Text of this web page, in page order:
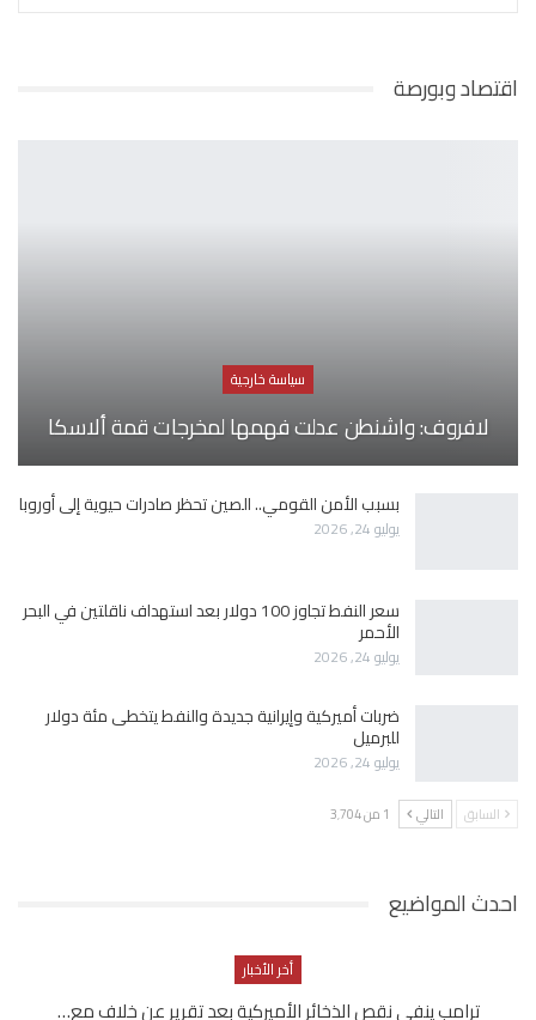
اقتصاد وبورصة
سياسة خارجية
لافروف: واشنطن عدلت فهمها لمخرجات قمة ألاسكا
بسبب الأمن القومي.. الصين تحظر صادرات حيوية إلى أوروبا
يوليو 24, 2026
سعر النفط تجاوز 100 دولار بعد استهداف ناقلتين في البحر
الأحمر
يوليو 24, 2026
ضربات أميركية وإيرانية جديدة والنفط يتخطى مئة دولار
للبرميل
يوليو 24, 2026
السابق التالي 1 من 3٬704
احدث المواضيع
أخر الأخبار
ترامب ينفي نقص الذخائر الأميركية بعد تقرير عن خلاف مع…